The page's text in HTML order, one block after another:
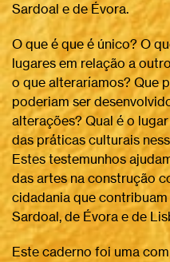
Sardoal e de Évora.
O que é que é único? O
lugares em relação a
o que alteraríamos? Que
poderiam ser
alterações? Qual é o
das práticas culturais
Estes testemunhos
das artes na construção
cidadania que
Sardoal, de Évora e de
Este caderno foi uma